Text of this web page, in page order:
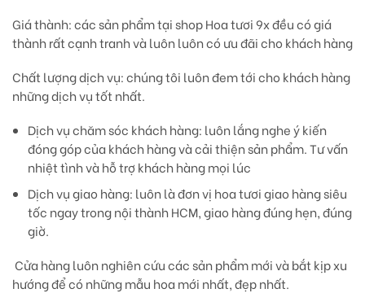
Giá thành:các sản phẩm tại shop Hoa tươi 9x đều có giá
thành rất cạnh tranh và luôn luôn có ưu đãi cho khách hàng
Chất lượng dịch vụ:chúng tôi luôn đem tới cho khách hàng
những dịch vụ tốt nhất.
Dịch vụ chăm sóc khách hàng: luôn lắng nghe ý kiến
đóng góp của khách hàng và cải thiện sản phẩm. Tư vấn
nhiệt tình và hỗ trợ khách hàng mọi lúc
Dịch vụ giao hàng: luôn là đơn vị hoa tươi giao hàng siêu
tốc ngay trong nội thành HCM, giao hàng đúng hẹn, đúng
giờ.
Cửa hàng luôn nghiên cứu các sản phẩm mới và bắt kịp xu
hướng để có những mẫu hoa mới nhất, đẹp nhất.